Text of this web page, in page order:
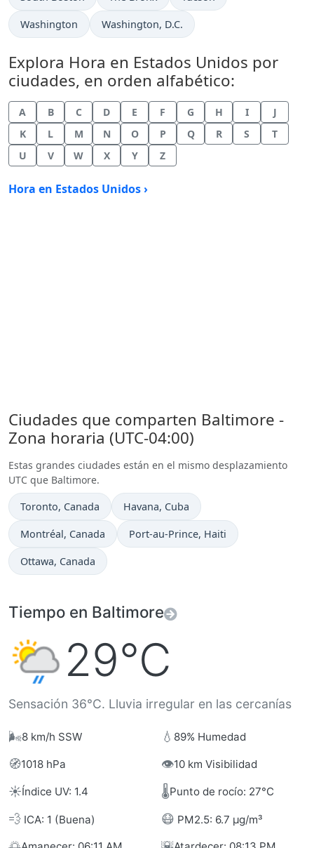
Hora actual en
Washington Hora actual en
Washington, D.C.
Explora Hora en Estados Unidos por
ciudades, en orden alfabético:
A B C D E F G H I
J
K
L M N O P Q R S
T
U
V W X Y Z
Hora en Estados Unidos ›
Ciudades que comparten Baltimore -
Zona horaria (UTC-04:00)
Estas grandes ciudades están en el mismo desplazamiento
UTC que Baltimore.
Hora actual en
Toronto, Canada Hora actual en
Havana, Cuba
Hora actual en
Montréal, Canada Hora actual en
Port-au-Prince, Haiti
Hora actual en
Ottawa, Canada
Tiempo en Baltimore
29°C
Sensación 36°C. Lluvia irregular en las cercanías
🌬️8 km/h SSW 💧 89% Humedad
🧭1018 hPa 👁️10 km Visibilidad
☀️Índice UV: 1.4 🌡️Punto de rocío: 27°C
💨 ICA: 1 (Buena) 😷 PM2.5: 6.7 µg/m³